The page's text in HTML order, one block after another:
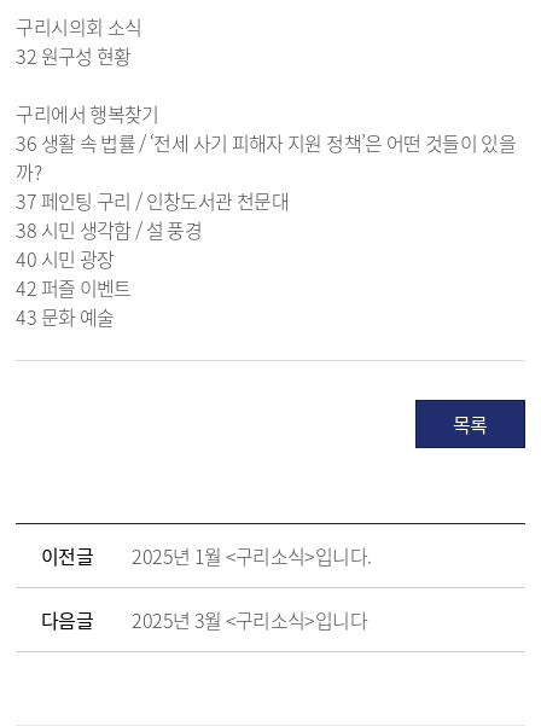
구리시의회 소식
32 원구성 현황
구리에서 행복찾기
36 생활 속 법률 / ‘전세 사기 피해자 지원 정책’은 어떤 것들이 있을
까?
37 페인팅 구리 / 인창도서관 천문대
38 시민 생각함 / 설 풍경
40 시민 광장
42 퍼즐 이벤트
43 문화 예술
목록
이전글 2025년 1월 <구리소식>입니다.
다음글 2025년 3월 <구리소식>입니다